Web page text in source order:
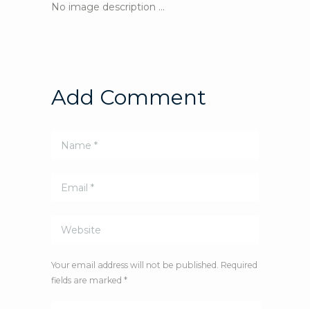
No image description ...
Add Comment
Your email address will not be published. Required
fields are marked *